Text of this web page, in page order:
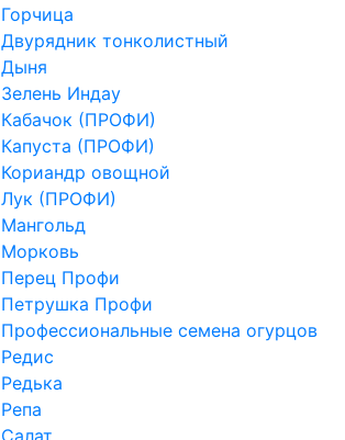
Горчица
Двурядник тонколистный
Дыня
Зелень Индау
Кабачок (ПРОФИ)
Капуста (ПРОФИ)
Кориандр овощной
Лук (ПРОФИ)
Мангольд
Морковь
Перец Профи
Петрушка Профи
Профессиональные семена огурцов
Редис
Редька
Репа
Салат